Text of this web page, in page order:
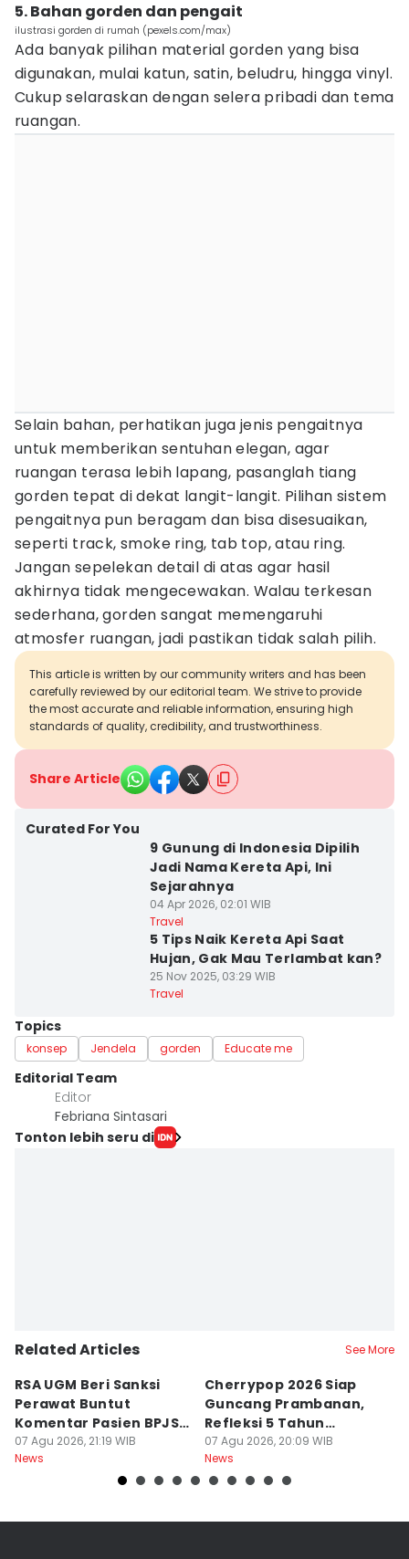
5. Bahan gorden dan pengait
ilustrasi gorden di rumah (pexels.com/max)
Ada banyak pilihan material gorden yang bisa
digunakan, mulai katun, satin, beludru, hingga vinyl.
Cukup selaraskan dengan selera pribadi dan tema
ruangan.
Selain bahan, perhatikan juga jenis pengaitnya
untuk memberikan sentuhan elegan, agar
ruangan terasa lebih lapang, pasanglah tiang
gorden tepat di dekat langit-langit. Pilihan sistem
pengaitnya pun beragam dan bisa disesuaikan,
seperti track, smoke ring, tab top, atau ring.
Jangan sepelekan detail di atas agar hasil
akhirnya tidak mengecewakan. Walau terkesan
sederhana, gorden sangat memengaruhi
atmosfer ruangan, jadi pastikan tidak salah pilih.
This article is written by our community writers and has been
carefully reviewed by our editorial team. We strive to provide
the most accurate and reliable information, ensuring high
standards of quality, credibility, and trustworthiness.
Share Article
Curated For You
9 Gunung di Indonesia Dipilih
Jadi Nama Kereta Api, Ini
Sejarahnya
04 Apr 2026, 02:01 WIB
Travel
5 Tips Naik Kereta Api Saat
Hujan, Gak Mau Terlambat kan?
25 Nov 2025, 03:29 WIB
Travel
Topics
konsep Jendela gorden Educate me
Editorial Team
Editor
Febriana Sintasari
Tonton lebih seru di
Related Articles See More
RSA UGM Beri Sanksi
Perawat Buntut
Komentar Pasien BPJS
di Medsos
07 Agu 2026, 21:19 WIB
News
Cherrypop 2026 Siap
Guncang Prambanan,
Refleksi 5 Tahun
Perjalanan
07 Agu 2026, 20:09 WIB
News